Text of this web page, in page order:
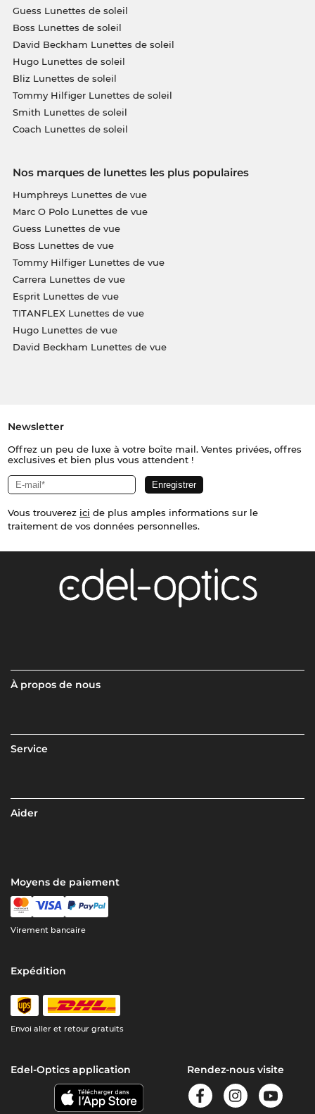
Guess Lunettes de soleil
Boss Lunettes de soleil
David Beckham Lunettes de soleil
Hugo Lunettes de soleil
Bliz Lunettes de soleil
Tommy Hilfiger Lunettes de soleil
Smith Lunettes de soleil
Coach Lunettes de soleil
Nos marques de lunettes les plus populaires
Humphreys Lunettes de vue
Marc O Polo Lunettes de vue
Guess Lunettes de vue
Boss Lunettes de vue
Tommy Hilfiger Lunettes de vue
Carrera Lunettes de vue
Esprit Lunettes de vue
TITANFLEX Lunettes de vue
Hugo Lunettes de vue
David Beckham Lunettes de vue
Newsletter
Offrez un peu de luxe à votre boîte mail. Ventes privées, offres
exclusives et bien plus vous attendent !
Vous trouverez ici de plus amples informations sur le
traitement de vos données personnelles.
À propos de nous
Service
Aider
Moyens de paiement
Virement bancaire
Expédition
Envoi aller et retour gratuits
Edel-Optics application Rendez-nous visite